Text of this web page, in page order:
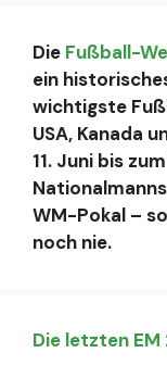
Die Fußball-
ein
wichtigste
USA, Kanada
11. Juni bis
WM-Pokal –
noch nie.
Die letzten